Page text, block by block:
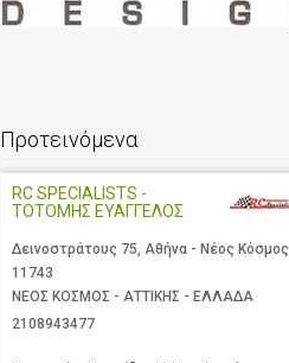
Προτεινόμενα
RC SPECIALISTS -
ΤΟΤΟΜΗΣ ΕΥΑΓΓΕΛΟΣ
Δεινοστράτους 75, Αθήνα - Νέος Κόσμος,
11743
ΝΕΟΣ ΚΟΣΜΟΣ - ΑΤΤΙΚΗΣ - ΕΛΛΑΔΑ
2108943477